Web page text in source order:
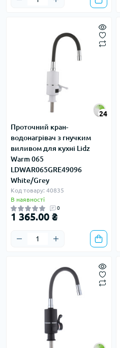
24
Проточний кран-
водонагрівач з гнучким
виливом для кухні Lidz
Warm 065
LDWAR065GRE49096
White/Grey
Код товару: 40835
В наявності
0
1 365.00 ₴